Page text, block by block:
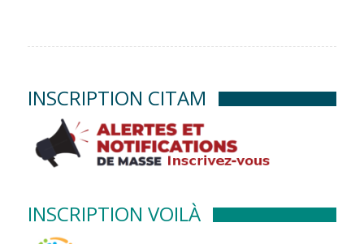
INSCRIPTION CITAM
INSCRIPTION VOILÀ